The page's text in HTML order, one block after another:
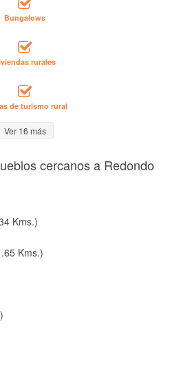
Bungalows
rurales
de turismo rural
Ver 16 más
cercanos a Redondo
Kms.)
Kms.)